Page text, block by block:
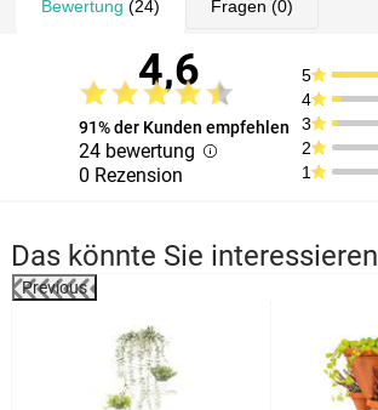
Bewertung (24) Fragen (0)
4,6
91% der Kunden empfehlen
24 bewertung
0 Rezension
5
4
3
2
1
Das könnte Sie interessieren
Previous